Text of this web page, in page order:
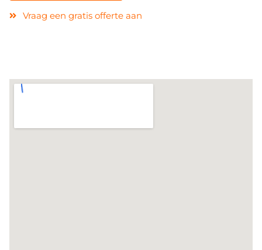
Vraag een gratis offerte aan